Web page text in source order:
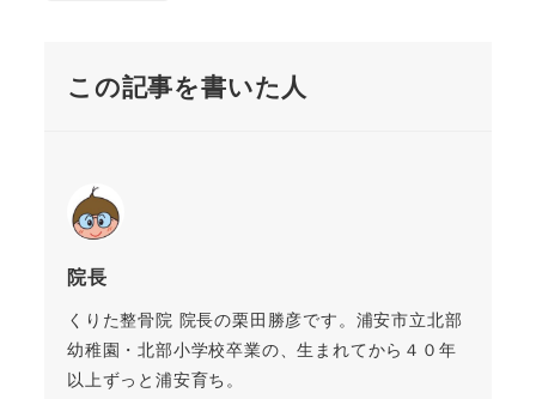
この記事を書いた人
院長
くりた整骨院 院長の栗田勝彦です。浦安市立北部
幼稚園・北部小学校卒業の、生まれてから４０年
以上ずっと浦安育ち。